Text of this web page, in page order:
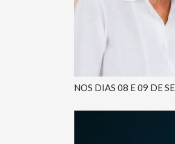
NOS DIAS 08 E 09 DE